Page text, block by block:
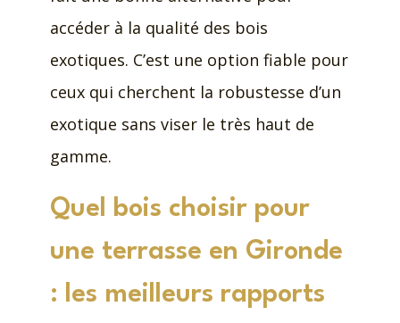
accéder à la qualité des bois
exotiques. C’est une option fiable pour
ceux qui cherchent la robustesse d’un
exotique sans viser le très haut de
gamme.
Quel bois choisir pour
une terrasse en Gironde
: les meilleurs rapports